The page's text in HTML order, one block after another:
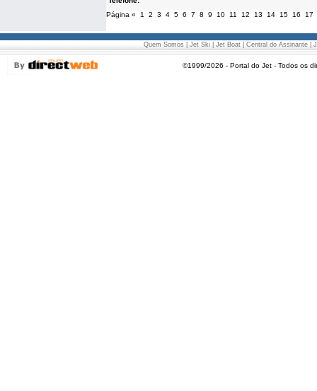
Página « 1 2 3 4 5 6 7 8 9 10 11 12 13 14 15 16 17
Quem Somos Jet Ski Jet Boat Central do Assinante
©1999/2026 - Portal do Jet - Todos os